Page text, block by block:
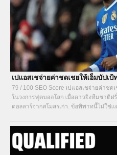
เปแอสเชจ่ายค่าชดเชยให้เอ็มบัปเ
79 / 100 SEO Score เปแอสเชจ่ายค่าชด
ในวงการฟุตบอลโลก เมื่อดาวยิงทีมชาติฝ
ดอลลาร์จากสโมสรเก่า. ข้อพิพาทนี้ไม่ใช่แ
ด้วยคดีมูลค่าสูงกว่าถึง...